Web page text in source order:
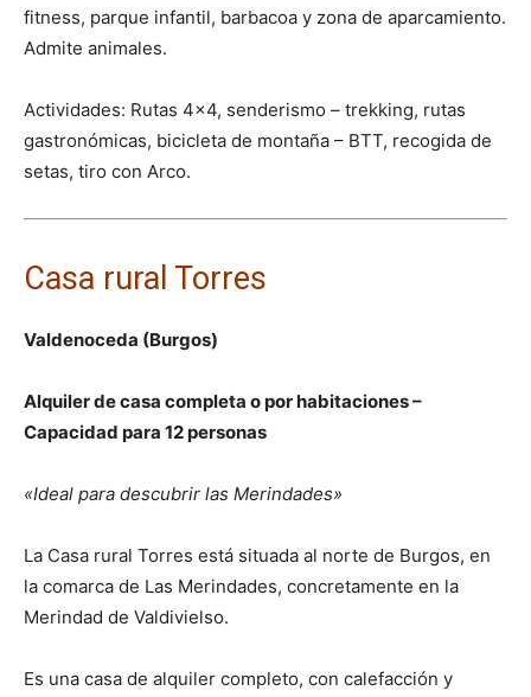
fitness, parque infantil, barbacoa y zona de aparcamiento.
Admite animales.
Actividades: Rutas 4×4, senderismo – trekking, rutas
gastronómicas, bicicleta de montaña – BTT, recogida de
setas, tiro con Arco.
Casa rural Torres
Valdenoceda (Burgos)
Alquiler de casa completa o por habitaciones –
Capacidad para 12 personas
«Ideal para descubrir las Merindades»
La Casa rural Torres está situada al norte de Burgos, en
la comarca de Las Merindades, concretamente en la
Merindad de Valdivielso.
Es una casa de alquiler completo, con calefacción y